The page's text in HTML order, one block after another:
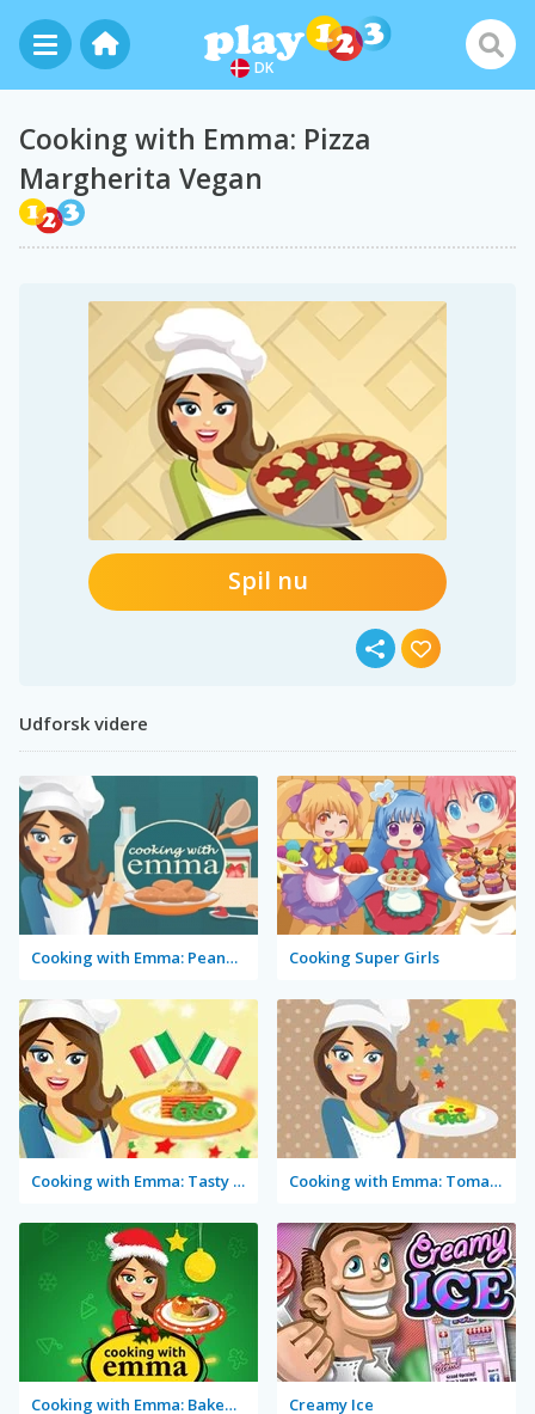
DK
Cooking with Emma: Pizza
Margherita Vegan
Spil nu
Udforsk videre
Cooking with Emma: Peanut Butter Cookies Cooking Super Girls
Cooking with Emma: Tasty Vegetable Lasagna Cooking with Emma: Tomato Quiche Vegan
Cooking with Emma: Baked Apples Vegan Creamy Ice